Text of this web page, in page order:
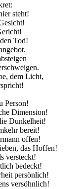
steht!
Tod!
dem Licht,
Person!
Dimension!
Dunkelheit!
bereit!
offen!
das Hoffen!
versteckt!
bedeckt!
persönlich!
versöhnlich!